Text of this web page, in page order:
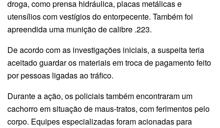
droga, como prensa hidráulica, placas metálicas e
utensílios com vestígios do entorpecente. Também foi
apreendida uma munição de calibre .223.
De acordo com as investigações iniciais, a suspeita teria
aceitado guardar os materiais em troca de pagamento feito
por pessoas ligadas ao tráfico.
Durante a ação, os policiais também encontraram um
cachorro em situação de maus-tratos, com ferimentos pelo
corpo. Equipes especializadas foram acionadas para